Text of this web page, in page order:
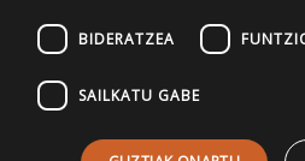
BIDERATZEA
SAILKATU GABE